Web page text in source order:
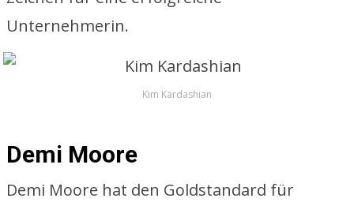
Unternehmerin.
Kim Kardashian
Demi Moore
Demi Moore hat den Goldstandard für